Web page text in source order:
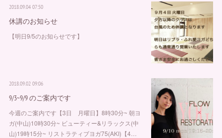
2018.09.04 07:50
休講のお知らせ
【明日9/5のお知らせです】
2018.09.02 09:06
9/3~9/9 のご案内です
今週のご案内です【3日 月曜日】8時30分~ 朝ヨ
ガ(中山)10時30分~ ビューティー&リラックス(中
山)19時15分~ リストラティブヨガ75(AKI)【4…